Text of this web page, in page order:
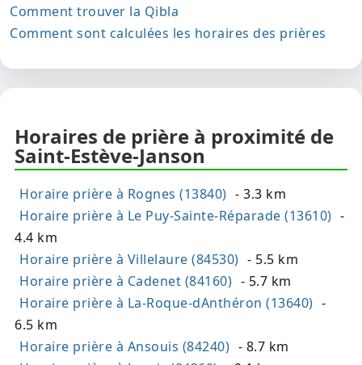
Comment trouver la Qibla
Comment sont calculées les horaires des prières
Horaires de prière à proximité de
Saint-Estève-Janson
Horaire prière à Rognes (13840) - 3.3 km
Horaire prière à Le Puy-Sainte-Réparade (13610) -
4.4 km
Horaire prière à Villelaure (84530) - 5.5 km
Horaire prière à Cadenet (84160) - 5.7 km
Horaire prière à La-Roque-dAnthéron (13640) -
6.5 km
Horaire prière à Ansouis (84240) - 8.7 km